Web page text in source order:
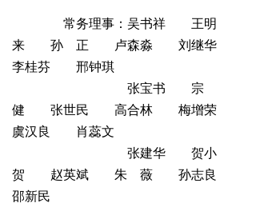
常务理事：吴书祥 王明
来 孙 正 卢森淼 刘继华
李桂芬 邢钟琪
张宝书 宗
健 张世民 高合林 梅增荣
虞汉良 肖蕊文
张建华 贺小
贺 赵英斌 朱 薇 孙志良
邵新民